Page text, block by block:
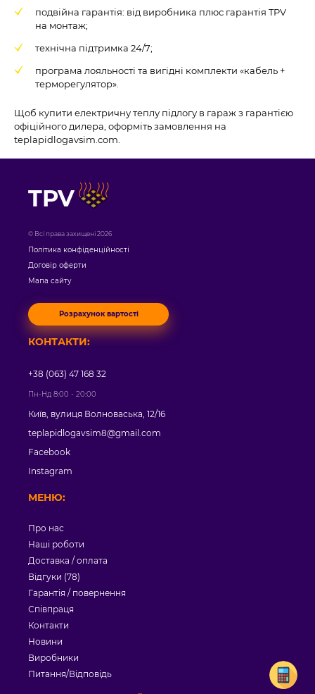
подвійна гарантія: від виробника плюс гарантія TPV
на монтаж;
технічна підтримка 24/7;
програма лояльності та вигідні комплекти «кабель +
терморегулятор».
Щоб купити електричну теплу підлогу в гараж з гарантією
офіційного дилера, оформіть замовлення на
teplapidlogavsim.com.
TPV
© Всі права захищені 2026
Політика конфіденційності
Договір оферти
Мапа сайту
Розрахунок вартості
МЕНЮ:
Про нас
Наші роботи
Доставка / оплата
Відгуки (78)
Гарантія / повернення
Співпраця
Контакти
Новини
Виробники
Питання/Відповідь
КОНТАКТИ:
+38 (063) 47 168 32
Пн-Нд 8:00 - 20:00
Київ, вулиця Волноваська, 12/16
teplapidlogavsim8@gmail.com
Facebook
Instagram